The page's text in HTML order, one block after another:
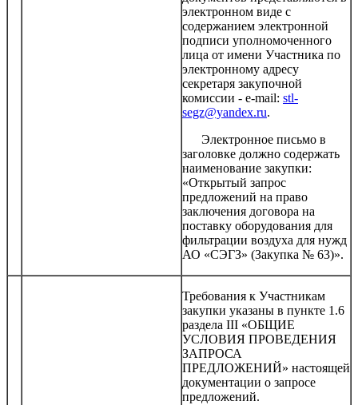
электронном виде с
содержанием электронной
подписи уполномоченного
лица от имени Участника по
электронному адресу
секретаря закупочной
комиссии - e-mail: stl-
segz@yandex.ru.
Электронное письмо в
заголовке должно содержать
наименование закупки:
«Открытый запрос
предложений на право
заключения договора на
поставку оборудования для
фильтрации воздуха для нужд
АО «СЭГЗ» (Закупка № 63)».
Требования к Участникам
закупки указаны в пункте 1.6
раздела III «ОБЩИЕ
УСЛОВИЯ ПРОВЕДЕНИЯ
ЗАПРОСА
ПРЕДЛОЖЕНИЙ» настоящей
документации о запросе
предложений.